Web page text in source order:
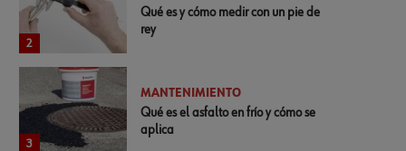
2
Qué es y cómo medir con un pie de
rey
3
MANTENIMIENTO
Qué es el asfalto en frío y cómo se
aplica